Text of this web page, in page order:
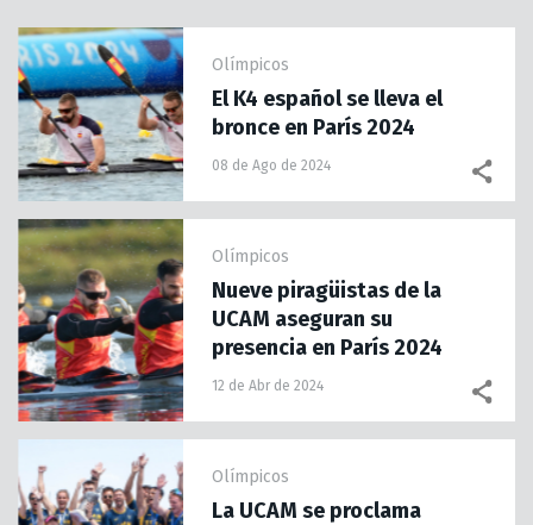
Olímpicos
El K4 español se lleva el
bronce en París 2024
08 de Ago de 2024
Olímpicos
Nueve piragüistas de la
UCAM aseguran su
presencia en París 2024
12 de Abr de 2024
Olímpicos
La UCAM se proclama